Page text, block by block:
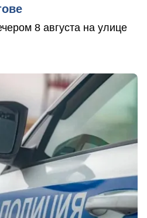
8 августа на улице